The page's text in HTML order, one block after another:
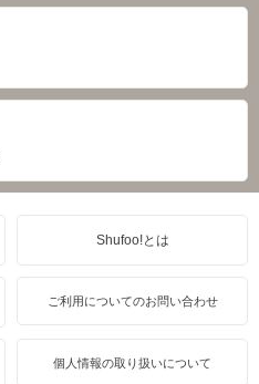
Shufoo!とは
ご利用についてのお問い合わせ
個人情報の取り扱いについて